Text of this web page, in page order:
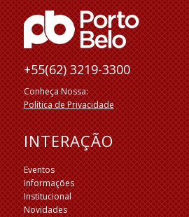
+55(62) 3219-3300
Conheça Nossa:
Política de Privacidade
INTERAÇÃO
Eventos
Informações
Institucional
Novidades